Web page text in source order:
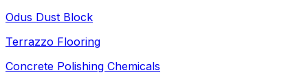
Odus Dust Block
Terrazzo Flooring
Concrete Polishing Chemicals